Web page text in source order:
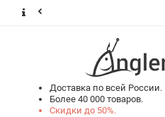
Доставка по всей России.
Более 40 000 товаров.
Скидки до 50%.